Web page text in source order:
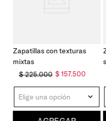
Zapatillas con texturas
mixtas
$157.500
$225.000
Elige una opción